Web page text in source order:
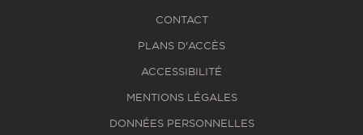
CONTACT
PLANS D'ACCÈS
ACCESSIBILITÉ
MENTIONS LÉGALES
DONNÉES PERSONNELLES